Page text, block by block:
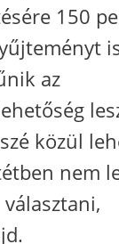
150
az
közül
nem